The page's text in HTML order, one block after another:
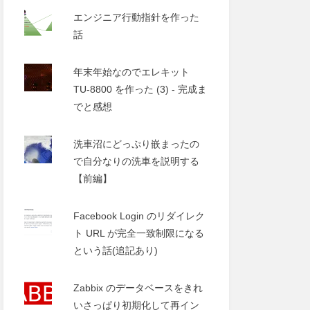
エンジニア行動指針を作った
話
年末年始なのでエレキット
TU-8800 を作った (3) - 完成ま
でと感想
洗車沼にどっぷり嵌まったの
で自分なりの洗車を説明する
【前編】
Facebook Login のリダイレク
ト URL が完全一致制限になる
という話(追記あり)
Zabbix のデータベースをきれ
いさっぱり初期化して再イン